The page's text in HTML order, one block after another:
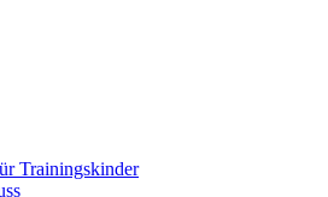
Trainingskinder